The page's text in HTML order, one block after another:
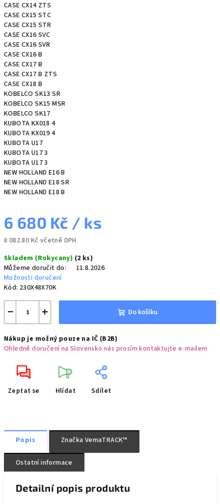
CASE CX14 ZTS
CASE CX15 STC
CASE CX15 STR
CASE CX16 SVC
CASE CX16 SVR
CASE CX16 B
CASE CX17 B
CASE CX17 B ZTS
CASE CX18 B
KOBELCO SK13 SR
KOBELCO SK15 MSR
KOBELCO SK17
KUBOTA KX018 4
KUBOTA KX019 4
KUBOTA U17
KUBOTA U17 3
KUBOTA U17 3
NEW HOLLAND E16 B
NEW HOLLAND E18 SR
NEW HOLLAND E18 B
6 680 Kč / ks
8 082.80 Kč včetně DPH
cena:
Skladem (Rokycany) (2 ks)
Můžeme doručit do:
11.8.2026
Možnosti doručení
Kód: 230X48X70K
+
− Do košíku
Nákup je možný pouze na IČ (B2B)
Ohledně doručení na Slovensko nás prosím kontaktujte e-mailem
Zeptat se Hlídat Sdílet
Popis Značka VemaTRACK™
Ostatní informace
Detailní popis produktu